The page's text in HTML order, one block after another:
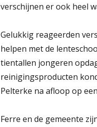
verschijnen er ook heel
Gelukkig reageerden
helpen met de
tientallen jongeren
reinigingsproducten
Pelterke na afloop op
Ferre en de gemeente